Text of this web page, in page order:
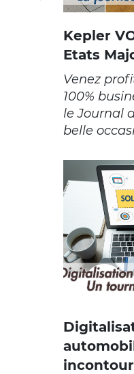
Kepler
Etats
Venez
100%
le Journal
belle